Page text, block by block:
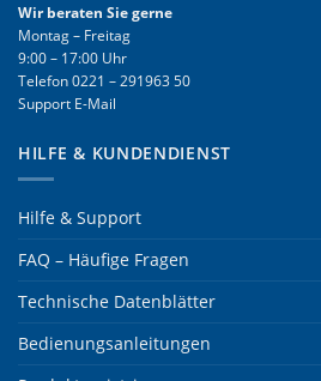
Wir beraten Sie gerne
Montag – Freitag
9:00 – 17:00 Uhr
Telefon0221 – 291963 50
Support E-Mail
HILFE & KUNDENDIENST
Hilfe & Support
FAQ – Häufige Fragen
Technische Datenblätter
Bedienungsanleitungen